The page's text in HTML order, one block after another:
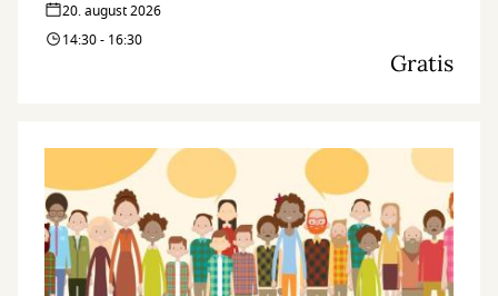
20. august 2026
14:30 - 16:30
Gratis